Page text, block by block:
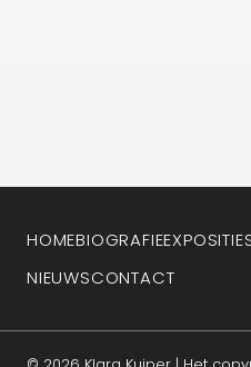
HOMEBIOGRAFIE
NIEUWSCONTACT